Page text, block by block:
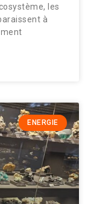
les
à
ENERGIE